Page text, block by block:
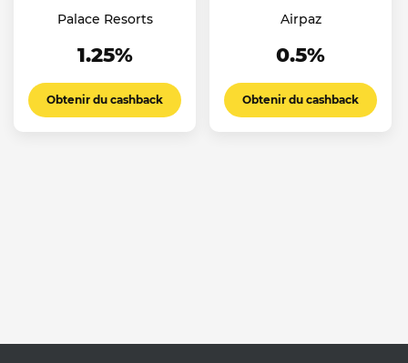
Palace Resorts
1.25%
Obtenir du cashback
Airpaz
0.5%
Obtenir du cashback